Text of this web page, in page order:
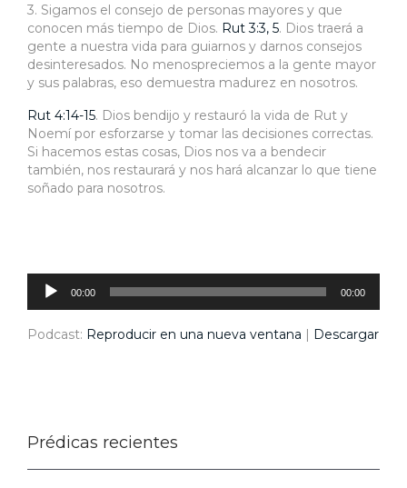
3. Sigamos el consejo de personas mayores y que
conocen más tiempo de Dios. Rut 3:3, 5. Dios traerá a
gente a nuestra vida para guiarnos y darnos consejos
desinteresados. No menospreciemos a la gente mayor
y sus palabras, eso demuestra madurez en nosotros.
Rut 4:14-15. Dios bendijo y restauró la vida de Rut y
Noemí por esforzarse y tomar las decisiones correctas.
Si hacemos estas cosas, Dios nos va a bendecir
también, nos restaurará y nos hará alcanzar lo que tiene
soñado para nosotros.
Reproductor
audio 00:00 00:00
Podcast: Reproducir en una nueva ventana | Descargar
Prédicas recientes